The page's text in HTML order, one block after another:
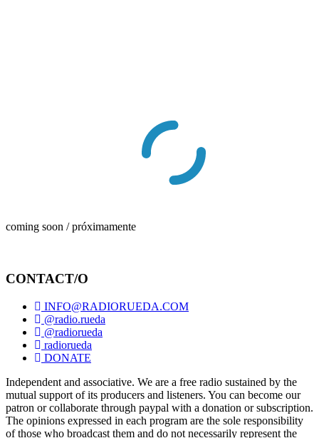
coming soon / próximamente
CONTACT/O
INFO@RADIORUEDA.COM
@radio.rueda
@radiorueda
radiorueda
DONATE
Independent and associative. We are a free radio sustained by the
mutual support of its producers and listeners. You can become our
patron or collaborate through paypal with a donation or subscription.
The opinions expressed in each program are the sole responsibility
of those who broadcast them and do not necessarily represent the